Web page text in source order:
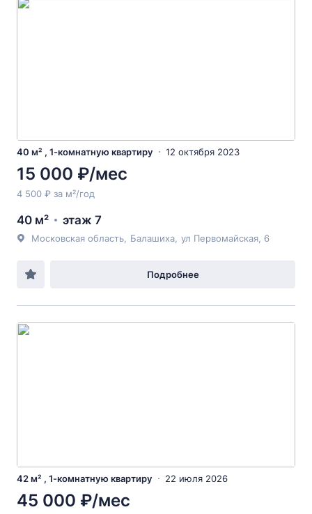
40 м² , 1-комнатную квартиру 12 октября 2023
15 000 ₽/мес
4 500 ₽ за м²/год
40 м² этаж 7
Московская область Балашиха ул Первомайская , 6
Подробнее
42 м² , 1-комнатную квартиру 22 июля 2026
45 000 ₽/мес